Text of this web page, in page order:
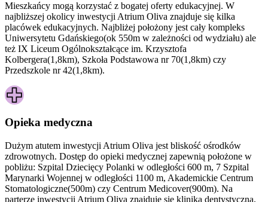
Mieszkańcy mogą korzystać z bogatej oferty edukacyjnej. W
najbliższej okolicy inwestycji Atrium Oliva znajduje się kilka
placówek edukacyjnych. Najbliżej położony jest cały kompleks
Uniwersytetu Gdańskiego(ok 550m w zależności od wydziału) ale
też IX Liceum Ogólnokształcące im. Krzysztofa
Kolbergera(1,8km), Szkoła Podstawowa nr 70(1,8km) czy
Przedszkole nr 42(1,8km).
Opieka medyczna
Dużym atutem inwestycji Atrium Oliva jest bliskość ośrodków
zdrowotnych. Dostęp do opieki medycznej zapewnią położone w
pobliżu: Szpital Dziecięcy Polanki w odległości 600 m, 7 Szpital
Marynarki Wojennej w odległości 1100 m, Akademickie Centrum
Stomatologiczne(500m) czy Centrum Medicover(900m). Na
parterze inwestycji Atrium Oliva znajduje się klinika dentystyczna.